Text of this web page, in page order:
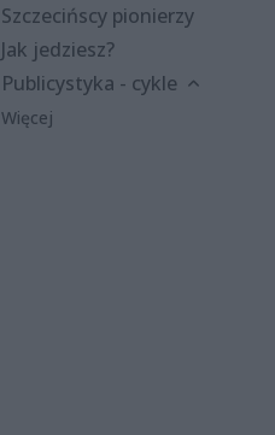
Szczecińscy pionierzy
Jak jedziesz?
Publicystyka - cykle
Więcej